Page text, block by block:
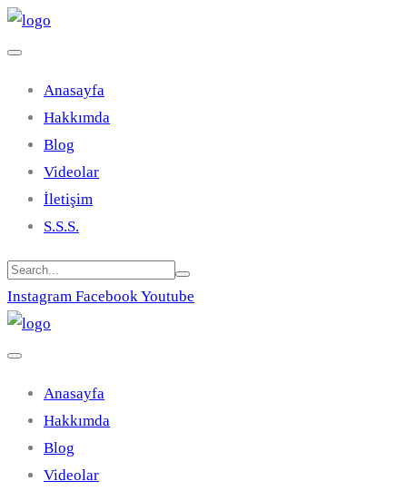
Anasayfa
Hakkımda
Blog
Videolar
İletişim
S.S.S.
Instagram FacebookYoutube
Anasayfa
Hakkımda
Blog
Videolar